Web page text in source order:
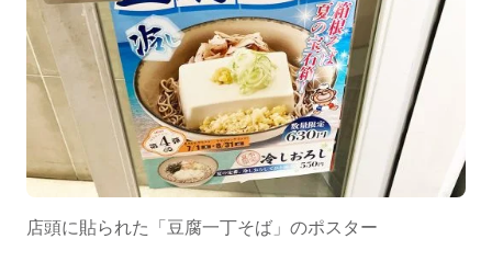
店頭に貼られた「豆腐一丁そば」のポスター